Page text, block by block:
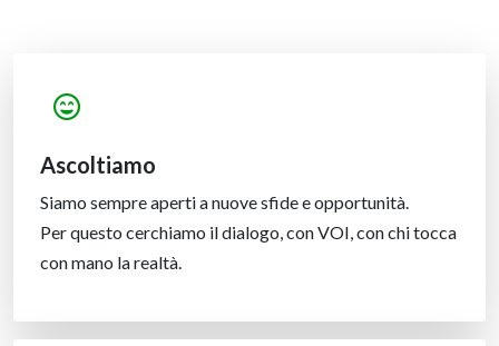
Ascoltiamo
Siamo sempre aperti a nuove sfide e opportunità.
Per questo cerchiamo il dialogo, con VOI, con chi tocca
con mano la realtà.